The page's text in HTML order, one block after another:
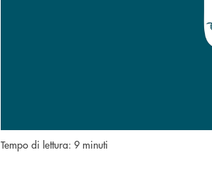
Tempo di lettura: 9 minuti